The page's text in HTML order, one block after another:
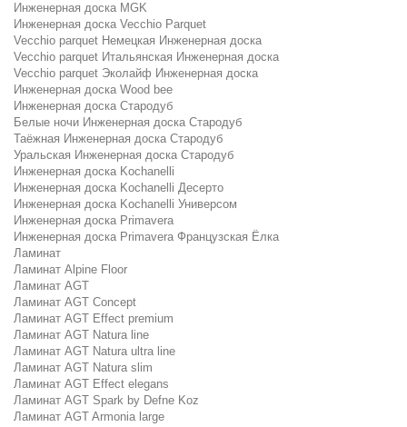
Инженерная доска MGK
Инженерная доска Vecchio Parquet
Vecchio parquet Немецкая Инженерная доска
Vecchio parquet Итальянская Инженерная доска
Vecchio parquet Эколайф Инженерная доска
Инженерная доска Wood bee
Инженерная доска Стародуб
Белые ночи Инженерная доска Стародуб
Таёжная Инженерная доска Стародуб
Уральская Инженерная доска Стародуб
Инженерная доска Kochanelli
Инженерная доска Kochanelli Десерто
Инженерная доска Kochanelli Универсом
Инженерная доска Primavera
Инженерная доска Primavera Французская Ёлка
Ламинат
Ламинат Alpine Floor
Ламинат AGT
Ламинат AGT Concept
Ламинат AGT Effect premium
Ламинат AGT Natura line
Ламинат AGT Natura ultra line
Ламинат AGT Natura slim
Ламинат AGT Effect elegans
Ламинат AGT Spark by Defne Koz
Ламинат AGT Armonia large